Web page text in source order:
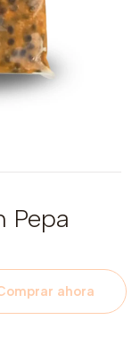
Pepa
ahora